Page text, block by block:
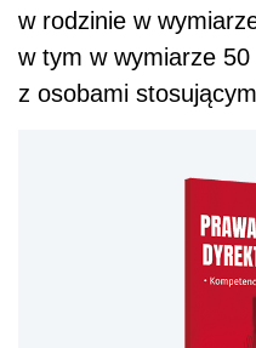
w rodzinie w
w tym w wymiarze
z osobami